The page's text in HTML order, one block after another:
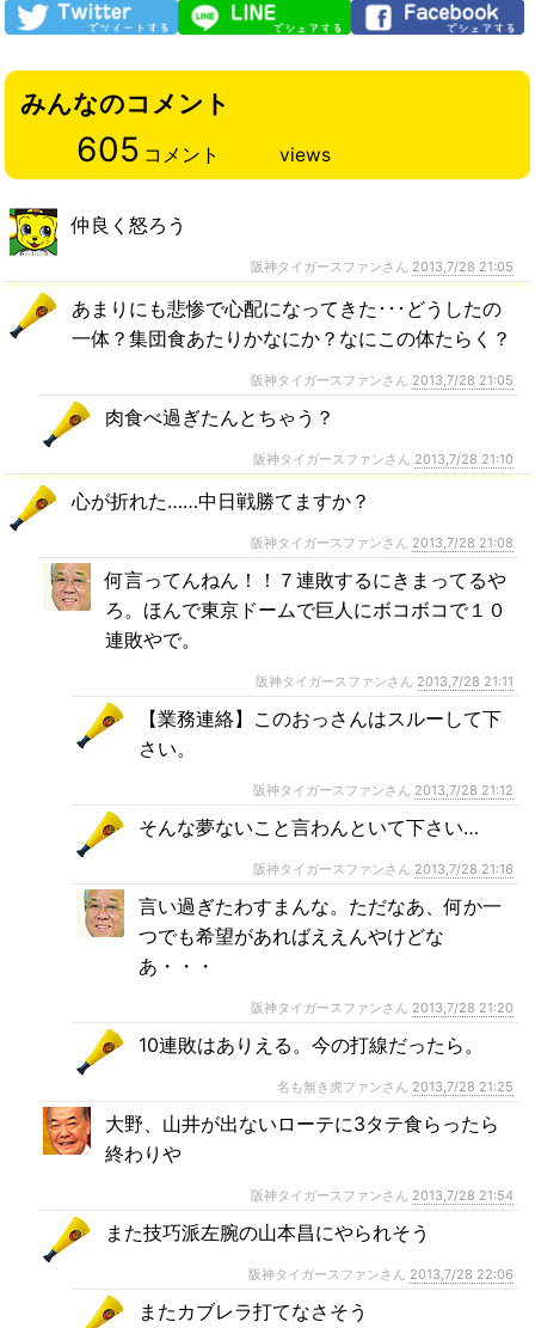
みんなのコメント
605 コメント views
仲良く怒ろう
阪神タイガースファンさん 2013,7/28 21:05
あまりにも悲惨で心配になってきた･･･どうしたの
一体？集団食あたりかなにか？なにこの体たらく？
阪神タイガースファンさん 2013,7/28 21:05
肉食べ過ぎたんとちゃう？
阪神タイガースファンさん 2013,7/28 21:10
心が折れた……中日戦勝てますか？
阪神タイガースファンさん 2013,7/28 21:08
何言ってんねん！！７連敗するにきまってるや
ろ。ほんで東京ドームで巨人にボコボコで１０
連敗やで。
阪神タイガースファンさん 2013,7/28 21:11
【業務連絡】このおっさんはスルーして下
さい。
阪神タイガースファンさん 2013,7/28 21:12
そんな夢ないこと言わんといて下さい…
阪神タイガースファンさん 2013,7/28 21:16
言い過ぎたわすまんな。ただなあ、何か一
つでも希望があればええんやけどな
あ・・・
阪神タイガースファンさん 2013,7/28 21:20
10連敗はありえる。今の打線だったら。
名も無き虎ファンさん 2013,7/28 21:25
大野、山井が出ないローテに3タテ食らったら
終わりや
阪神タイガースファンさん 2013,7/28 21:54
また技巧派左腕の山本昌にやられそう
阪神タイガースファンさん 2013,7/28 22:06
またカブレラ打てなさそう